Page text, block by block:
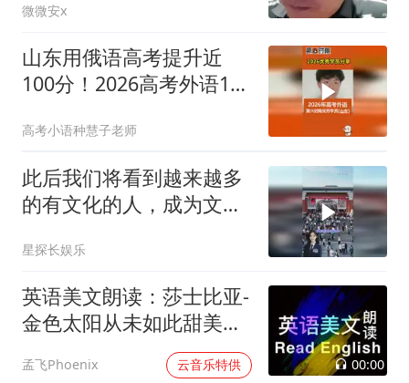
微微安x
山东用俄语高考提升近
100分！2026高考外语121
高考小语种慧子老师
此后我们将看到越来越多
的有文化的人，成为文化
星探长娱乐
英语美文朗读：莎士比亚-
金色太阳从未如此甜美吻
孟飞Phoenix 云音乐特供 00:00